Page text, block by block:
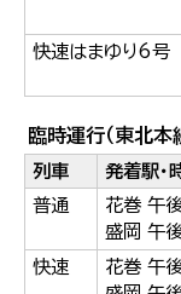
快速はまゆり6号
臨時運行（東北本
列車 発着駅・
普通
花巻 午
盛岡 午
快速
花巻 午